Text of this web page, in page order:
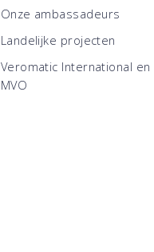
Onze ambassadeurs
Landelijke projecten
Veromatic International en
MVO